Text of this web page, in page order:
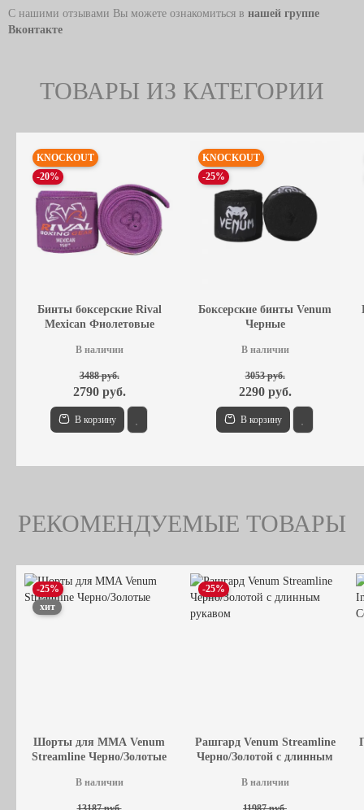
С нашими отзывами Вы можете ознакомиться в нашей группе
Вконтакте
ТОВАРЫ ИЗ КАТЕГОРИИ
KNOCKOUT
-20%
Бинты боксерские Rival
Mexican Фиолетовые
В наличии
В корзину
3488 руб.
2790 руб.
KNOCKOUT
-25%
Боксерские бинты Venum
Черные
В наличии
В корзину
3053 руб.
2290 руб.
РЕКОМЕНДУЕМЫЕ ТОВАРЫ
-25%
хит
Шорты для MMA Venum
Streamline Черно/Золотые
В наличии
-25%
Рашгард Venum Streamline
Черно/Золотой с длинным
В наличии